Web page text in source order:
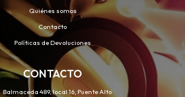
Quiénes somos
Contacto
Políticas de Devoluciones
CONTACTO
Balmaceda 489, local 16, Puente Alto